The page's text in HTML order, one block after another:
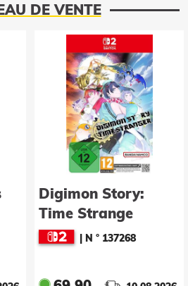
DE VENTE
Nouveau
Joy-Con 2 2er-Set
(blau/hellgelb)
|N ° 137833